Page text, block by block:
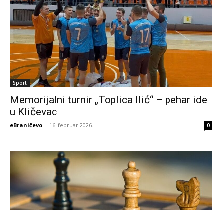
Sport
Memorijalni turnir „Toplica Ilić“ – pehar ide
u Kličevac
eBraničevo - 16. februar 2026. 0